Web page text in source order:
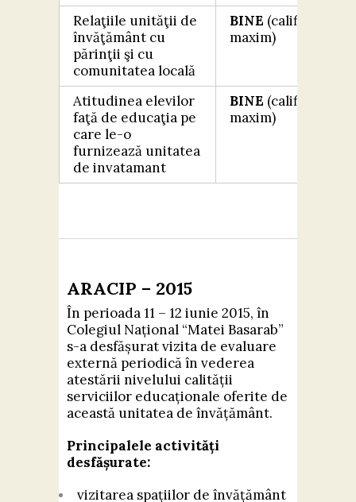
Relaţiile unităţii de
învăţământ cu
părinţii şi cu
comunitatea locală
BINE (calificativ
maxim)
Atitudinea elevilor
faţă de educaţia pe
care le-o
furnizează unitatea
de invatamant
BINE (calificativ
maxim)
ARACIP – 2015
În perioada 11 – 12 iunie 2015, în
Colegiul Național “Matei Basarab”
s-a desfășurat vizita de evaluare
externă periodică în vederea
atestării nivelului calității
serviciilor educaționale oferite de
această unitatea de învățământ.
Principalele activități
desfășurate:
vizitarea spațiilor de învățământ